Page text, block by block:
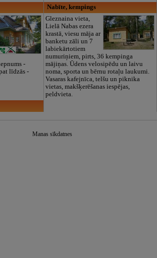
-
līdzās -
Nabīte, kempings
Gleznaina vieta,
Lielā Nabas ezera
krastā, viesu māja ar
banketu zāli un 7
labiekārtotiem
numuriņiem, pirts, 36 kempinga
mājiņas. Ūdens velosipēdu un laivu
noma, sporta un bērnu rotaļu laukumi.
Vasaras kafejnīca, telšu un piknika
vietas, makšķerēšanas iespējas,
peldvieta.
Manas sīkdatnes